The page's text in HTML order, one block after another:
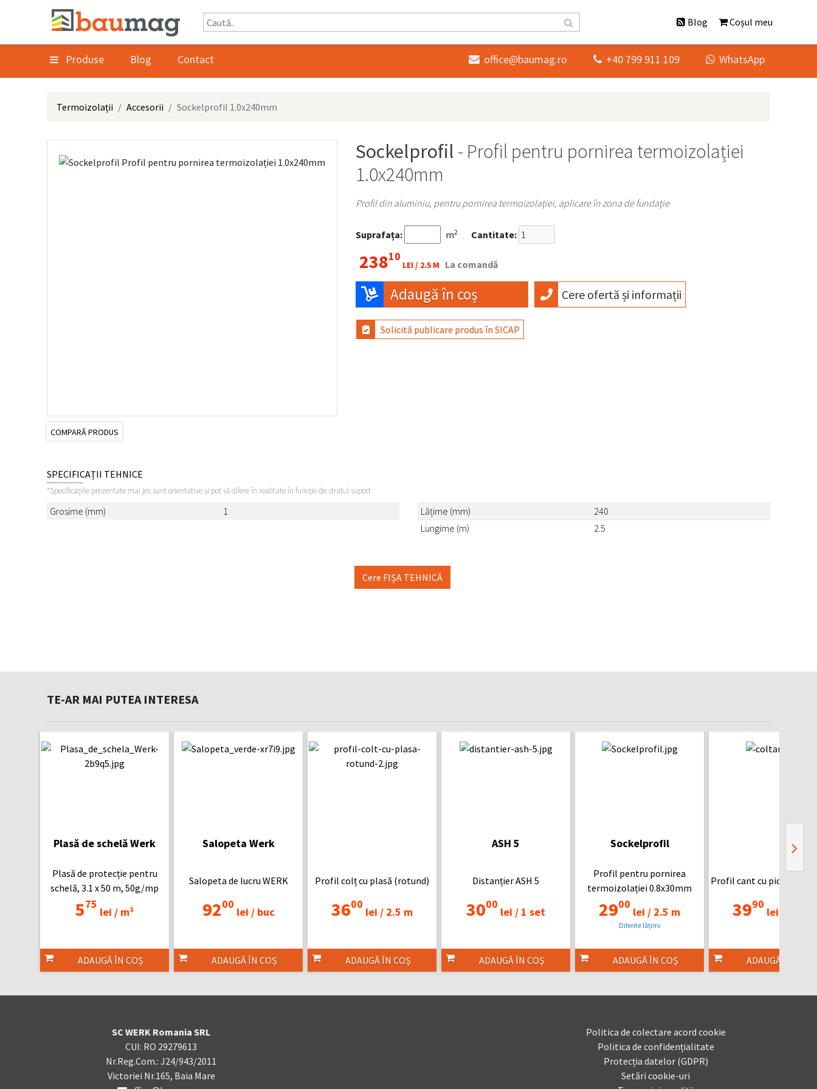
Blog Coșul meu
Produse Blog Contact  office@baumag.ro  +40 799 911 109  WhatsApp
Termoizolații Accesorii Sockelprofil 1.0x240mm
COMPARĂ PRODUS
Sockelprofil - Profil pentru pornirea termoizolației
1.0x240mm
Profil din aluminiu, pentru pornirea termoizolației, aplicare în zona de fundație
Suprafața: m2 Cantitate:
23810
LEI / 2.5 M La comandă
Adaugă în coș Cere ofertă și informații
Solicită publicare produs în SICAP
SPECIFICAȚII TEHNICE
*Specificațiile prezentate mai jos sunt orientative și pot să difere în realitate în funcție de stratul suport
Grosime (mm) 1 Lățime (mm)
240
Lungime (m)
2.5
Cere FIŞA TEHNICĂ
TE-AR MAI PUTEA INTERESA
Plasă de schelă Werk
Plasă de protecție pentru
schelă, 3.1 x 50 m, 50g/mp
575
lei / m²
ADAUGĂ ÎN COȘ
Salopeta Werk
Salopeta de lucru WERK
9200
lei /buc
ADAUGĂ ÎN COȘ
Profil colț cu plasă (rotund)
3600
lei / 2.5 m
ADAUGĂ ÎN COȘ
ASH 5
Distanțier ASH 5
3000
lei / 1 set
ADAUGĂ ÎN COȘ
Sockelprofil
Profil pentru pornirea
termoizolației 0.8x30mm
2900
lei / 2.5 m
Diferite lățimi
ADAUGĂ ÎN COȘ
Profil cant cu picurător
3990
lei /
ADAUGĂ ÎN COȘ
SC WERK Romania SRL
CUI: RO 29279613
Nr.Reg.Com.: J24/943/2011
Victoriei Nr.165, Baia Mare
Politica de colectare acord cookie
Politica de confidențialitate
Protecția datelor (GDPR)
Setări cookie-uri